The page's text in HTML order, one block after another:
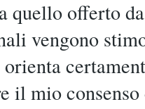
quello offerto
vengono
il mio